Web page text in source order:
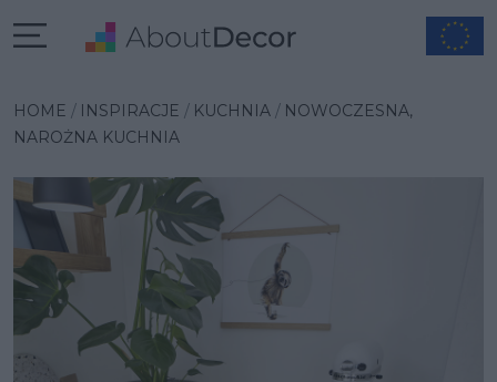
HOME INSPIRACJE KUCHNIA
NOWOCZESNA,
NAROŻNA KUCHNIA